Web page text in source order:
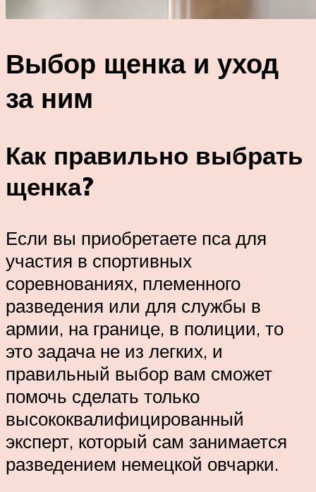
Выбор щенка и уход
за ним
Как правильно выбрать
щенка?
Если вы приобретаете пса для
участия в спортивных
соревнованиях, племенного
разведения или для службы в
армии, на границе, в полиции, то
это задача не из легких, и
правильный выбор вам сможет
помочь сделать только
высококвалифицированный
эксперт, который сам занимается
разведением немецкой овчарки.